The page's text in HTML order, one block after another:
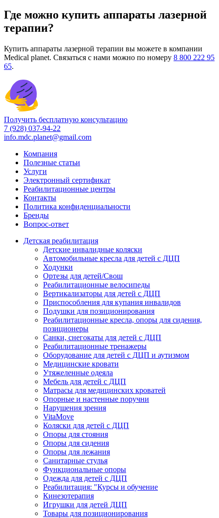
Где можно купить аппараты лазерной
терапии?
Купить аппараты лазерной терапии вы можете в компании
Medical planet. Связаться с нами можно по номеру 8 800 222 95
65.
Получить бесплатную консультацию
7 (928) 037-94-22
info.mdc.planet@gmail.com
Компания
Полезные статьи
Услуги
Электронный сертификат
Реабилитационные центры
Контакты
Политика конфиденциальности
Бренды
Вопрос-ответ
Детская реабилитация
Детские инвалидные коляски
Автомобильные кресла для детей с ДЦП
Ходунки
Ортезы для детей/Свош
Реабилитационные велосипеды
Вертикализаторы для детей с ДЦП
Приспособления для купания инвалидов
Подушки для позиционирования
Реабилитационные кресла, опоры для сидения,
позиционеры
Санки, снегокаты для детей с ДЦП
Реабилитационные тренажеры
Оборудование для детей с ДЦП и аутизмом
Медицинские кровати
Утяжеленные одеяла
Мебель для детей с ДЦП
Матрасы для медицинских кроватей
Опорные и настенные поручни
Нарушения зрения
VitaMove
Коляски для детей с ДЦП
Опоры для стояния
Опоры для сидения
Опоры для лежания
Санитарные стулья
Функциональные опоры
Одежда для детей с ДЦП
Реабилитация: "Курсы и обучение
Кинезотерапия
Игрушки для детей ДЦП
Товары для позиционирования